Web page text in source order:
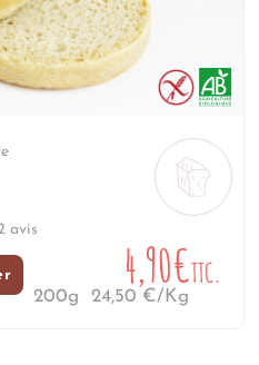
avis
4,90€TTC.
200g 24,50 €/Kg